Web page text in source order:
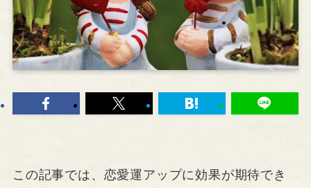
この記事では、恋愛運アップに効果が期待でき